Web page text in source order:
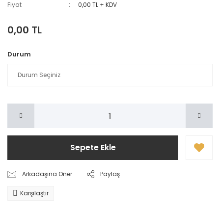
Fiyat
0,00 TL + KDV
0,00 TL
Durum
Sepete Ekle
Arkadaşına Öner Paylaş
Karşılaştır